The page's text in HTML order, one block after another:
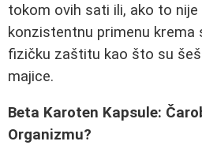
tokom ovih sati ili, ako to nije
konzistentnu primenu krema
fizičku zaštitu kao što su
majice.
Beta Karoten Kapsule:
Organizmu?